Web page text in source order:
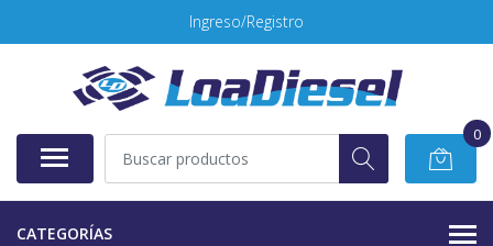
Ingreso/Registro
0
CATEGORÍAS